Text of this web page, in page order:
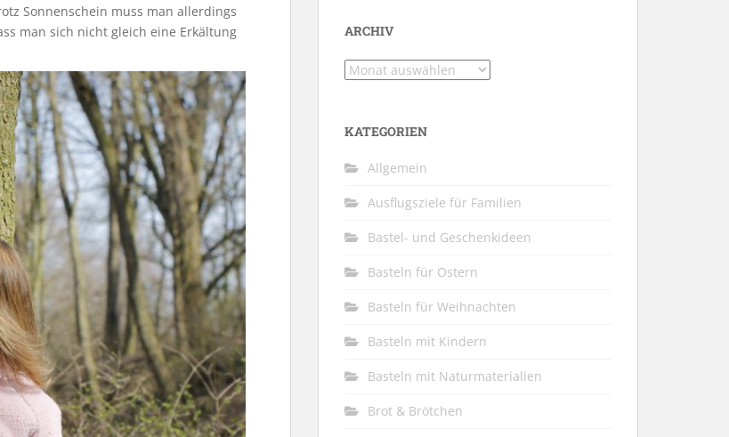
Sonnenschein muss man allerdings
man sich nicht gleich eine Erkältung
ARCHIV
Archiv
KATEGORIEN
Allgemein
Ausflugsziele für Familien
Bastel- und Geschenkideen
Basteln für Ostern
Basteln für Weihnachten
Basteln mit Kindern
Basteln mit Naturmaterialien
Brot & Brötchen